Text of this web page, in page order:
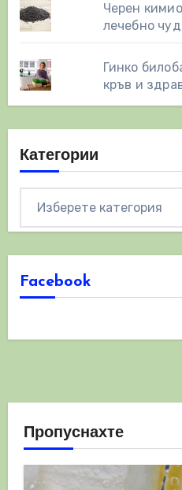
Черен
лечебно
Гинко
кръв и
Категории
Facebook
Пропуснахте